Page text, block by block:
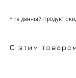
*На данный продукт
С этим